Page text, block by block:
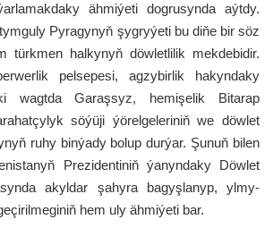
ähmiýeti dogrusynda aýtdy.
Pyragynyň şygryýeti bu diňe bir söz
türkmen halkynyň döwletlilik mekdebidir.
pelsepesi, agzybirlik hakyndaky
wagtda Garaşsyz, hemişelik Bitarap
söýüji ýörelgeleriniň we döwlet
ruhy binýady bolup durýar. Şunuň bilen
Prezidentiniň ýanyndaky Döwlet
akyldar şahyra bagyşlanyp, ylmy-
hem uly ähmiýeti bar.